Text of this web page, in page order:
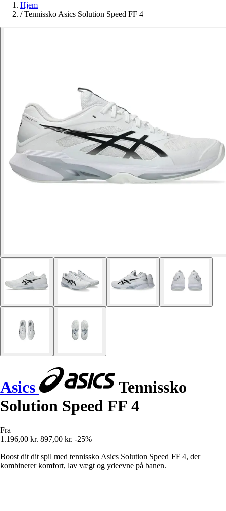
Hjem
/ Tennissko Asics Solution Speed FF 4
Asics
Tennissko
Solution Speed FF 4
Fra
1.196,00 kr. 897,00 kr. -25%
Boost dit dit spil med tennissko Asics Solution Speed FF 4, der
kombinerer komfort, lav vægt og ydeevne på banen.